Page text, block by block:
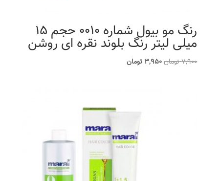
رنگ مو بیول شماره 0010 حجم 15
میلی لیتر رنگ بلوند نقره ای روشن
7,900تومانقیمت
3,950 تومانقیمت